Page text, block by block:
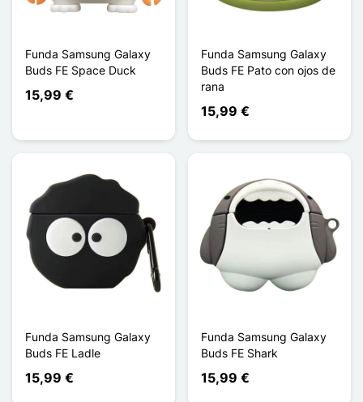
Funda Samsung Galaxy
Buds FE Space Duck
15,99 €
Funda Samsung Galaxy
Buds FE Pato con ojos de
rana
15,99 €
Funda Samsung Galaxy
Buds FE Ladle
15,99 €
Funda Samsung Galaxy
Buds FE Shark
15,99 €